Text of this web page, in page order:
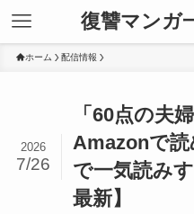
復讐マンガ
ホーム 配信情報
「60点の夫
Amazonで読
で一気読み
最新】
2026
7/26